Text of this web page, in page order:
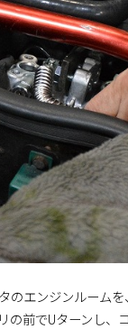
エンジンルーム
前でUターンし、